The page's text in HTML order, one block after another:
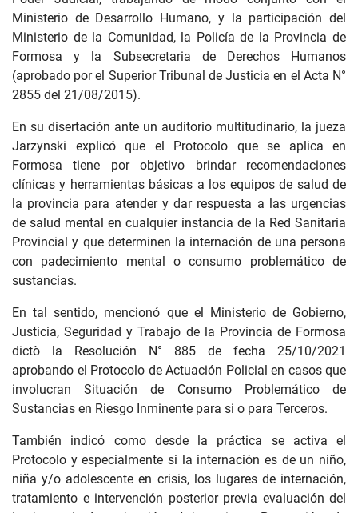
Ministerio de Desarrollo Humano, y la participación del
Ministerio de la Comunidad, la Policía de la Provincia de
Formosa y la Subsecretaria de Derechos Humanos
(aprobado por el Superior Tribunal de Justicia en el Acta N°
2855 del 21/08/2015).
En su disertación ante un auditorio multitudinario, la jueza
Jarzynski explicó que el Protocolo que se aplica en
Formosa tiene por objetivo brindar recomendaciones
clínicas y herramientas básicas a los equipos de salud de
la provincia para atender y dar respuesta a las urgencias
de salud mental en cualquier instancia de la Red Sanitaria
Provincial y que determinen la internación de una persona
con padecimiento mental o consumo problemático de
sustancias.
En tal sentido, mencionó que el Ministerio de Gobierno,
Justicia, Seguridad y Trabajo de la Provincia de Formosa
dictò la Resolución N° 885 de fecha 25/10/2021
aprobando el Protocolo de Actuación Policial en casos que
involucran Situación de Consumo Problemático de
Sustancias en Riesgo Inminente para si o para Terceros.
También indicó como desde la práctica se activa el
Protocolo y especialmente si la internación es de un niño,
niña y/o adolescente en crisis, los lugares de internación,
tratamiento e intervención posterior previa evaluación del